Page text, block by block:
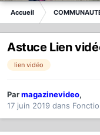
Accueil
Astuce Lien
lien vidéo
Parmagazinevideo,
17 juin 2019 dans